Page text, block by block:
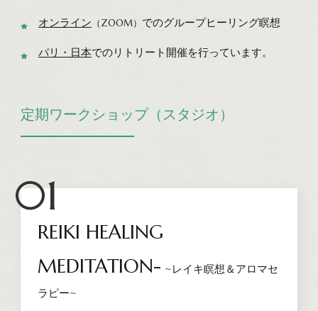
オンライン （ZOOM） でのグループヒーリング瞑想
バリ・日本でのリトリート開催を行っています。
定期ワークショップ（スタジオ）
01
REIKI HEALING
MEDITATION- ~レイキ瞑想＆アロマセ
ラピー~